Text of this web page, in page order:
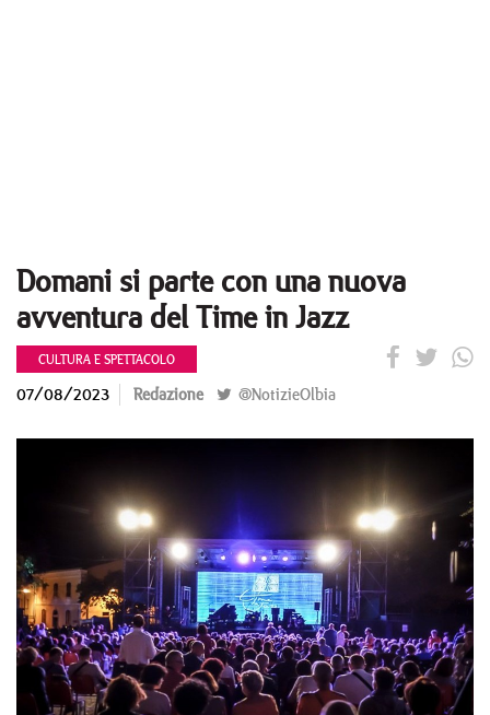
Domani si parte con una nuova
avventura del Time in Jazz
CULTURA E SPETTACOLO
07/08/2023 Redazione @NotizieOlbia